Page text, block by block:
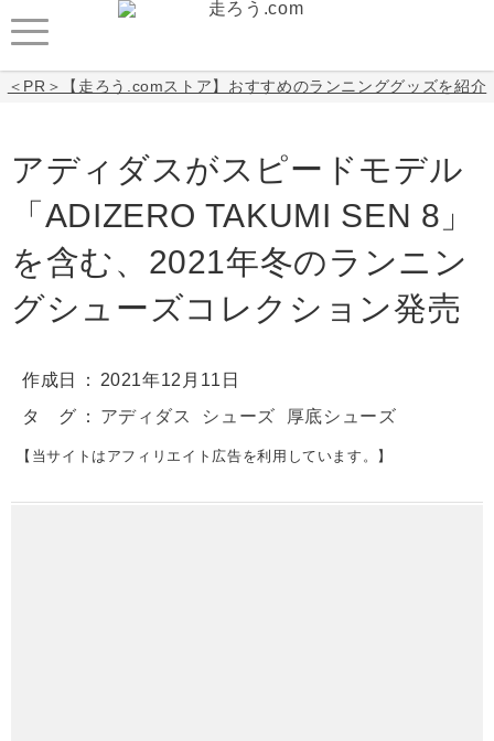
＜PR＞【走ろう.comストア】おすすめのランニンググッズを紹介
アディダスがスピードモデル
「ADIZERO TAKUMI SEN 8」
を含む、2021年冬のランニン
グシューズコレクション発売
作成日
2021年12月11日
タ グ
アディダス シューズ 厚底シューズ
【当サイトはアフィリエイト広告を利用しています。】